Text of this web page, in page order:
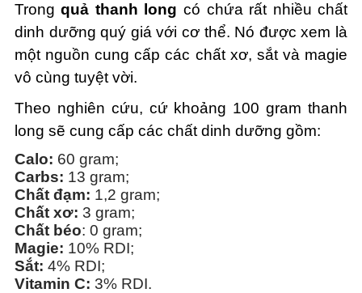
Trongquả thanh long có chứa rất nhiều chất
dinh dưỡng quý giá với cơ thể. Nó được xem là
một nguồn cung cấp các chất xơ, sắt và magie
vô cùng tuyệt vời.
Theo nghiên cứu, cứ khoảng 100 gram thanh
long sẽ cung cấp các chất dinh dưỡng gồm:
Calo: 60 gram;
Carbs: 13 gram;
Chất đạm: 1,2 gram;
Chất xơ: 3 gram;
Chất béo: 0 gram;
Magie: 10% RDI;
Sắt: 4% RDI;
Vitamin C: 3% RDI.